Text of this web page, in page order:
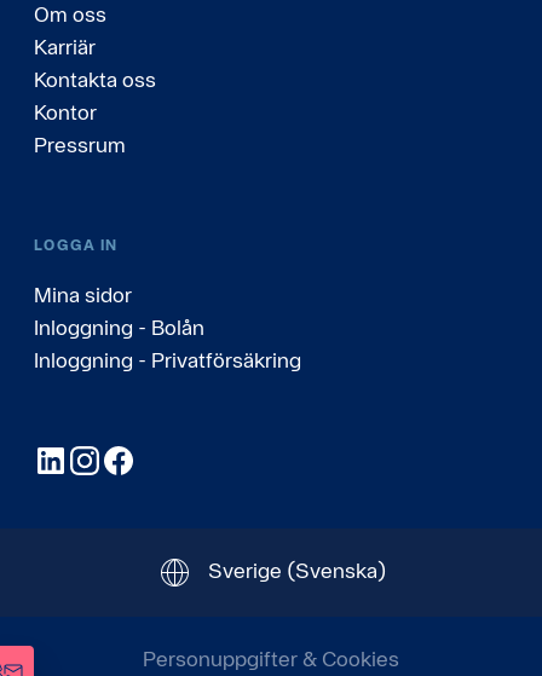
Om oss
Karriär
Kontakta oss
Kontor
Pressrum
LOGGA IN
Mina sidor
Inloggning - Bolån
Inloggning - Privatförsäkring
LinkedInInstagram
Sverige (Svenska)
Personuppgifter & Cookies